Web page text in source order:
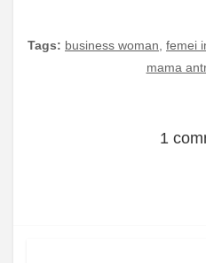
Tags: business woman femei
mama
1